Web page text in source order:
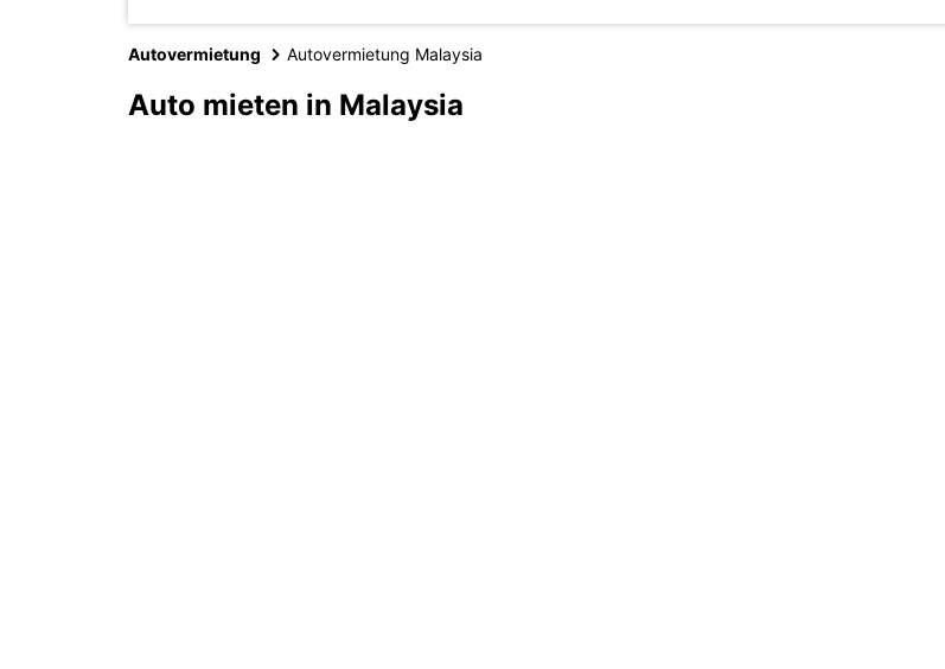
Autovermietung Autovermietung Malaysia
Auto mieten in Malaysia